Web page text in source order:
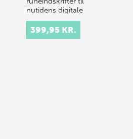
nutidens digitale
tekster. I værkets seks
bind beretter s…
399,95 KR.